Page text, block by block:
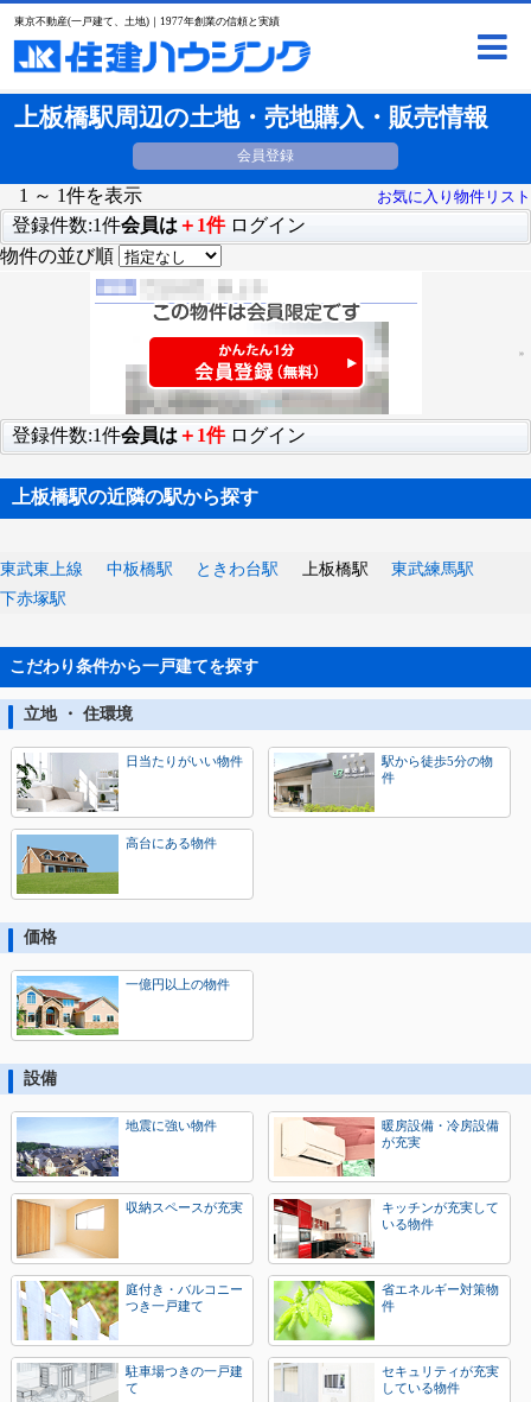
東京不動産(一戸建て、土地)｜1977年創業の信頼と実績
上板橋駅周辺の土地・売地購入・販売情報
会員登録
1 ～ 1件を表示 お気に入り物件リスト
登録件数:1件会員は ＋1件 ログイン
物件の並び順
登録件数:1件会員は ＋1件 ログイン
上板橋駅の近隣の駅から探す
東武東上線 中板橋駅 ときわ台駅 上板橋駅
東武練馬駅
下赤塚駅
こだわり条件から一戸建てを探す
立地 ・ 住環境
日当たりがいい物件
駅から徒歩5分の物
件
高台にある物件
価格
一億円以上の物件
設備
地震に強い物件
暖房設備・冷房設備
が充実
収納スペースが充実
キッチンが充実して
いる物件
庭付き・バルコニー
つき一戸建て
省エネルギー対策物
件
駐車場つきの一戸建
て
セキュリティが充実
している物件